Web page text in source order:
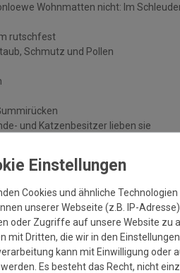
Wohnmatten nicht: Im
rutschfest
Schmutz und Pollen
und Katzenbesitzer lieben sie
und unbehandelten Böden
Cookies und ähnliche
unserer Webseite (z.B. IP-
oder Zugriffe auf unsere Website zu
mit Dritten, die wir in den
kann mit Einwilligung
Es besteht das Recht, nicht